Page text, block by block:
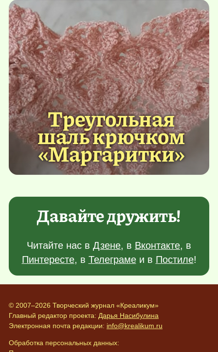
Треугольная
шаль крючком
«Маргаритки»
Давайте дружить!
Читайте нас в Дзене, в Вконтакте, в
Пинтересте, в Телеграмеи в Постиле!
© 2007–2026 Творческий журнал «Креаликум»
Главный редактор проекта: Дарья Насибулина
Электронная почта редакции: info@krealikum.ru
Обработка персональных данных: